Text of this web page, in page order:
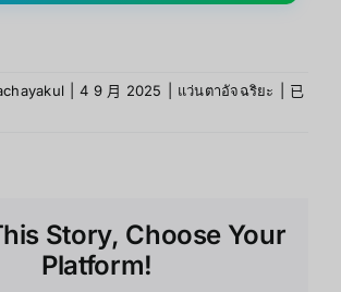
4 9 月 2025 แว่นตาอัจฉริยะ
已
Story, Choose Your
Platform!